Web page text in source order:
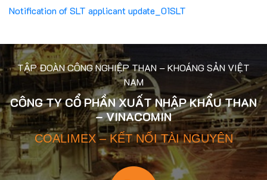
Notification of SLT applicant update_01SLT
TẬP ĐOÀN CÔNG NGHIỆP THAN – KHOÁNG SẢN VIỆT
NAM
CÔNG TY CỔ PHẦN XUẤT NHẬP KHẨU THAN
– VINACOMIN
COALIMEX – KẾT NỐI TÀI NGUYÊN